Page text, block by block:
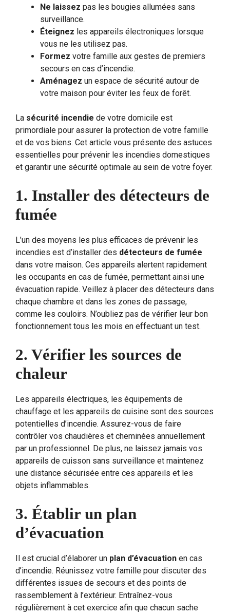
Ne laissez pas les bougies allumées sans
surveillance.
Éteignez les appareils électroniques lorsque
vous ne les utilisez pas.
Formez votre famille aux gestes de premiers
secours en cas d’incendie.
Aménagez un espace de sécurité autour de
votre maison pour éviter les feux de forêt.
La sécurité incendie de votre domicile est
primordiale pour assurer la protection de votre famille
et de vos biens. Cet article vous présente des astuces
essentielles pour prévenir les incendies domestiques
et garantir une sécurité optimale au sein de votre foyer.
1. Installer des détecteurs de
fumée
L’un des moyens les plus efficaces de prévenir les
incendies est d’installer des détecteurs de fumée
dans votre maison. Ces appareils alertent rapidement
les occupants en cas de fumée, permettant ainsi une
évacuation rapide. Veillez à placer des détecteurs dans
chaque chambre et dans les zones de passage,
comme les couloirs. N’oubliez pas de vérifier leur bon
fonctionnement tous les mois en effectuant un test.
2. Vérifier les sources de
chaleur
Les appareils électriques, les équipements de
chauffage et les appareils de cuisine sont des sources
potentielles d’incendie. Assurez-vous de faire
contrôler vos chaudières et cheminées annuellement
par un professionnel. De plus, ne laissez jamais vos
appareils de cuisson sans surveillance et maintenez
une distance sécurisée entre ces appareils et les
objets inflammables.
3. Établir un plan
d’évacuation
Il est crucial d’élaborer un plan d’évacuation en cas
d’incendie. Réunissez votre famille pour discuter des
différentes issues de secours et des points de
rassemblement à l’extérieur. Entraînez-vous
régulièrement à cet exercice afin que chacun sache